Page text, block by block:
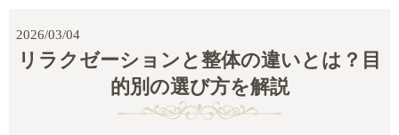
2026/03/04
リラクゼーションと整体の違いとは？目
的別の選び方を解説